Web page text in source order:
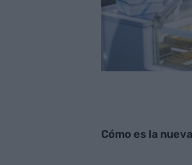
Cómo es la